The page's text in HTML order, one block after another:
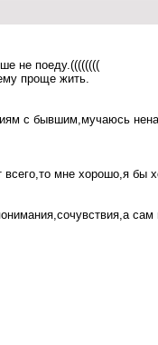
не поеду.((((((((
проще жить.
с бывшим,мучаюсь
мне хорошо,я бы
сам